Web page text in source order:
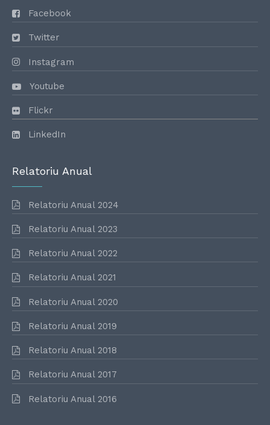
Facebook
Twitter
Instagram
Youtube
Flickr
LinkedIn
Relatoriu Anual
Relatoriu Anual 2024
Relatoriu Anual 2023
Relatoriu Anual 2022
Relatoriu Anual 2021
Relatoriu Anual 2020
Relatoriu Anual 2019
Relatoriu Anual 2018
Relatoriu Anual 2017
Relatoriu Anual 2016